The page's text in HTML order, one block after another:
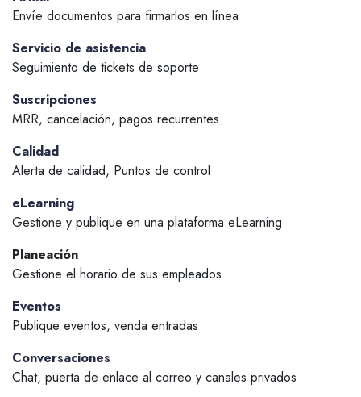
Envíe documentos para firmarlos en línea
Servicio de asistencia
Seguimiento de tickets de soporte
Suscripciones
MRR, cancelación, pagos recurrentes
Calidad
Alerta de calidad, Puntos de control
eLearning
Gestione y publique en una plataforma eLearning
Planeación
Gestione el horario de sus empleados
Eventos
Publique eventos, venda entradas
Conversaciones
Chat, puerta de enlace al correo y canales privados